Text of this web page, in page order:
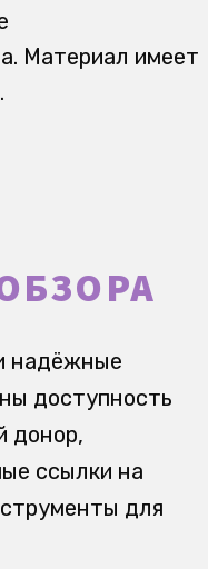
Материал имеет
надёжные
доступность
донор,
ссылки на
для